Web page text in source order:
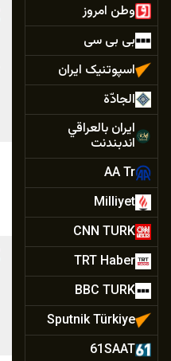
وطن امروز
بی بی سی
اسپوتنیک ایران
الجادّة
ايران بالعراقي
اندبندنت
AA Tr
Milliyet
CNN TURK
TRT Haber
BBC TURK
Sputnik Türkiye
61SAAT